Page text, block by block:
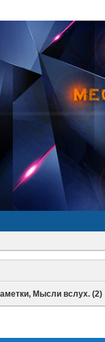
Мысли вслух. (2)